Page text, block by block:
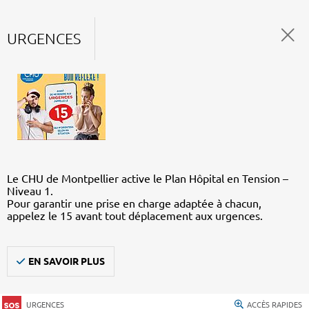
URGENCES
Le CHU de Montpellier active le Plan Hôpital en Tension –
Niveau 1.
Pour garantir une prise en charge adaptée à chacun,
appelez le 15 avant tout déplacement aux urgences.
EN SAVOIR PLUS
URGENCES ACCÈS RAPIDES